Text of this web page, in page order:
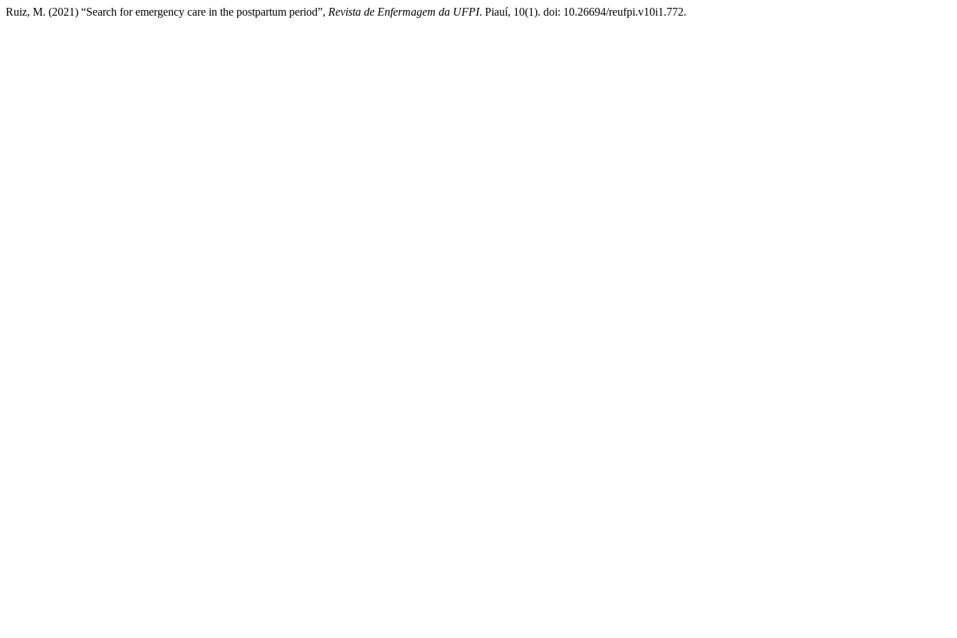
Ruiz, M. (2021) “Search for emergency care in the postpartum period”, Revista de Enfermagem da UFPI. Piauí, 10(1). doi: 10.26694/reufpi.v10i1.772.